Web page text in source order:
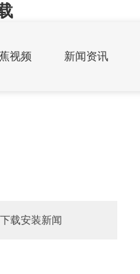
视频 新闻资讯
载安装新闻